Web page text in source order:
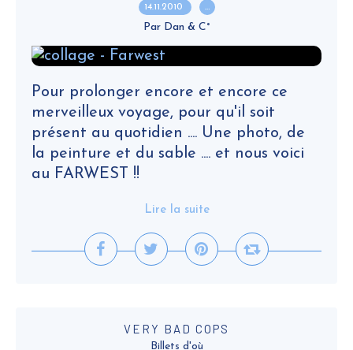
14.11.2010 …
Par Dan & C°
Pour prolonger encore et encore ce
merveilleux voyage, pour qu'il soit
présent au quotidien .... Une photo, de
la peinture et du sable .... et nous voici
au FARWEST !!
Lire la suite
VERY BAD COPS
Billets d'où